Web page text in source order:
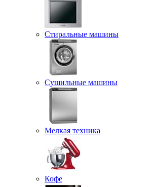
Стиральные машины
Сушильные машины
Мелкая техника
Кофе